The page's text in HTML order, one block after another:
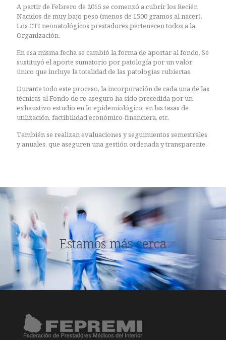
A partir de Febrero de 2015 se comenzó a cubrir los Recién
Nacidos de muy bajo peso (menos de 1500 gramos al nacer).
Los CTI neonatológicos prestadores pertenecen todos a la
Organización.
En esa misma fecha se cambió la forma de aportar al fondo. Se
sustituyó el aporte sumatorio por patología por un valor
único que incluye la totalidad de las patologías cubiertas.
Durante todo este proceso, la incorporación de cada una de las
técnicas al Fondo de re-aseguro ha sido precedida por un
exhaustivo estudio en lo epidemiológico, en las tasas de
utilización, factibilidad económico-financiera, etc.
También se realizan evaluaciones y seguimientos semestrales
y anuales, que aseguren una gestión ordenada y transparente.
Estamos más cerca